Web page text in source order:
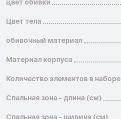
цвет обивки
Цвет тела
обивочный материал
Материал корпуса
Количество элементов в наборе
Спальная зона - длина (см)
Спальная зона - ширина (см)